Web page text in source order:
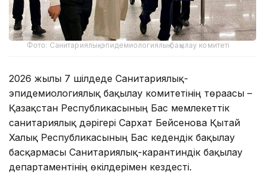
Фото: Санитариялық-эпидемиологиялық бақылау комитеті
2026 жылғы 7 шілдеде Санитариялық-
эпидемиологиялық бақылау комитетінің төрағасы –
Қазақстан Республикасының Бас мемлекеттік
санитариялық дәрігері Сархат Бейсенова Қытай
Халық Республикасының Бас кедендік бақылау
басқармасы Санитариялық-карантиндік бақылау
департаментінің өкілдерімен кездесті.